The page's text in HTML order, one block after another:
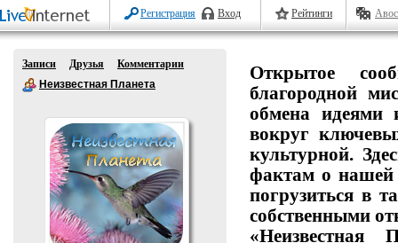
Регистрация Вход Рейтинги
Записи Друзья
Комментарии
Неизвестная Планета
Открытое
благородной
обмена идеями
вокруг
культурной.
фактам о нашей
погрузиться в
собственными
«Неизвестная